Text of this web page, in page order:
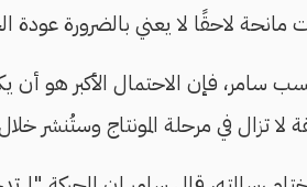
مانحة لاحقًا لا يعني بالضرورة عودة
سامر، فإن الاحتمال الأكبر هو أن
لا تزال في مرحلة المونتاج وستُنشر خلال